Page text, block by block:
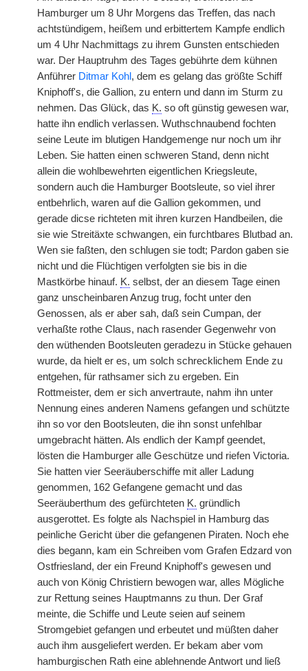
Hamburger um 8 Uhr Morgens das Treffen, das nach
achtstündigem, heißem und erbittertem Kampfe endlich
um 4 Uhr Nachmittags zu ihrem Gunsten entschieden
war. Der Hauptruhm des Tages gebührte dem kühnen
Anführer Ditmar Kohl , dem es gelang das größte Schiff
Kniphoff's, die Gallion, zu entern und dann im Sturm zu
nehmen. Das Glück, das K. so oft günstig gewesen war,
hatte ihn endlich verlassen. Wuthschnaubend fochten
seine Leute im blutigen Handgemenge nur noch um ihr
Leben. Sie hatten einen schweren Stand, denn nicht
allein die wohlbewehrten eigentlichen Kriegsleute,
sondern auch die Hamburger Bootsleute, so viel ihrer
entbehrlich, waren auf die Gallion gekommen, und
gerade dicse richteten mit ihren kurzen Handbeilen, die
sie wie Streitäxte schwangen, ein furchtbares Blutbad an.
Wen sie faßten, den schlugen sie todt; Pardon gaben sie
nicht und die Flüchtigen verfolgten sie bis in die
Mastkörbe hinauf. K. selbst, der an diesem Tage einen
ganz unscheinbaren Anzug trug, focht unter den
Genossen, als er aber sah, daß sein Cumpan, der
verhaßte rothe Claus, nach rasender Gegenwehr von
den wüthenden Bootsleuten geradezu in Stücke gehauen
wurde, da hielt er es, um solch schrecklichem Ende zu
entgehen, für rathsamer sich zu ergeben. Ein
Rottmeister, dem er sich anvertraute, nahm ihn unter
Nennung eines anderen Namens gefangen und schützte
ihn so vor den Bootsleuten, die ihn sonst unfehlbar
umgebracht hätten. Als endlich der Kampf geendet,
lösten die Hamburger alle Geschütze und riefen Victoria.
Sie hatten vier Seeräuberschiffe mit aller Ladung
genommen, 162 Gefangene gemacht und das
Seeräuberthum des gefürchteten K. gründlich
ausgerottet. Es folgte als Nachspiel in Hamburg das
peinliche Gericht über die gefangenen Piraten. Noch ehe
dies begann, kam ein Schreiben vom Grafen Edzard von
Ostfriesland, der ein Freund Kniphoff's gewesen und
auch von König Christiern bewogen war, alles Mögliche
zur Rettung seines Hauptmanns zu thun. Der Graf
meinte, die Schiffe und Leute seien auf seinem
Stromgebiet gefangen und erbeutet und müßten daher
auch ihm ausgeliefert werden. Er bekam aber vom
hamburgischen Rath eine ablehnende Antwort und ließ